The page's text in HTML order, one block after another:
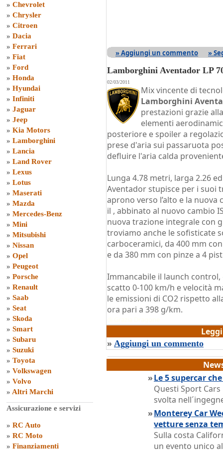
» Chevrolet
» Chrysler
» Citroen
» Dacia
» Ferrari
» Fiat
» Ford
» Honda
» Hyundai
» Infiniti
» Jaguar
» Jeep
» Kia Motors
» Lamborghini
» Lancia
» Land Rover
» Lexus
» Lotus
» Maserati
» Mazda
» Mercedes-Benz
» Mini
» Mitsubishi
» Nissan
» Opel
» Peugeot
» Porsche
» Renault
» Saab
» Seat
» Skoda
» Smart
» Subaru
» Suzuki
» Toyota
» Volkswagen
» Volvo
» Altri Marchi
Assicurazione e servizi
» RC Auto
» RC Moto
» Finanziamenti
» Aggiungi un commento »
Lamborghini Aventador LP
02/03/2011
Mix vincente di
Lamborghini
prestazioni grazie
elementi
posteriore e spoiler a
prese d'aria sui passaruota
defluire l'aria calda
Lunga 4.78 metri, larga 2.26
Aventador stupisce per i suoi
aprono verso l’alto e la
il , abbinato al nuovo cambio
nuova trazione integrale con
troviamo anche le sofisticate
carboceramici, da 400 mm
e da 380 mm con pinze a 4
Immancabile il launch
scatto 0-100 km/h e velocità
le emissioni di CO2 rispetto
ora pari a 398 g/km.
» Aggiungi un commento
»Le 5 supercar
Questi Sport
svolta
»Monterey Car
vetture senza
Sulla costa
un evento unico